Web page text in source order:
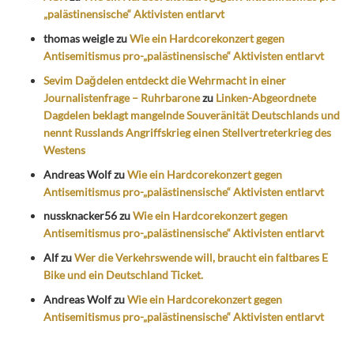
„palästinensische“ Aktivisten entlarvt
thomas weiglezuWie ein Hardcorekonzert gegen
Antisemitismus pro-„palästinensische“ Aktivisten entlarvt
Sevim Dağdelen entdeckt die Wehrmacht in einer
Journalistenfrage – Ruhrbaronezu Linken-Abgeordnete
Dagdelen beklagt mangelnde Souveränität Deutschlands und
nennt Russlands Angriffskrieg einen Stellvertreterkrieg des
Westens
Andreas WolfzuWie ein Hardcorekonzert gegen
Antisemitismus pro-„palästinensische“ Aktivisten entlarvt
nussknacker56zuWie ein Hardcorekonzert gegen
Antisemitismus pro-„palästinensische“ Aktivisten entlarvt
AlfzuWer die Verkehrswende will, braucht ein faltbares E
Bike und ein Deutschland Ticket.
Andreas WolfzuWie ein Hardcorekonzert gegen
Antisemitismus pro-„palästinensische“ Aktivisten entlarvt